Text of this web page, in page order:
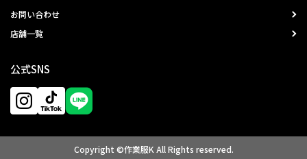
お問い合わせ
店舗一覧
公式SNS
Copyright ©作業服K All Rights reserved.